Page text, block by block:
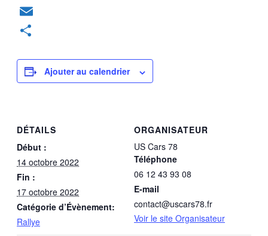
Twitter
Email
Ajouter au calendrier
DÉTAILS
Début :
14 octobre 2022
Fin :
17 octobre 2022
Catégorie d’Évènement:
Rallye
ORGANISATEUR
US Cars 78
Téléphone
06 12 43 93 08
E-mail
contact@uscars78.fr
Voir le site Organisateur